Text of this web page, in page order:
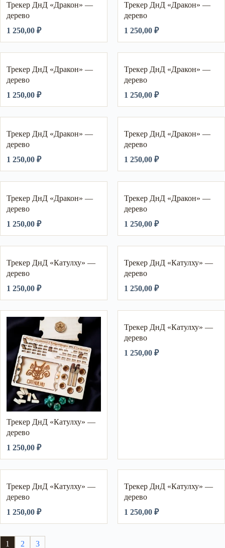
Трекер ДнД «Дракон» —
дерево
1 250,00 ₽
Трекер ДнД «Дракон» —
дерево
1 250,00 ₽
Трекер ДнД «Дракон» —
дерево
1 250,00 ₽
Трекер ДнД «Дракон» —
дерево
1 250,00 ₽
Трекер ДнД «Дракон» —
дерево
1 250,00 ₽
Трекер ДнД «Дракон» —
дерево
1 250,00 ₽
Трекер ДнД «Дракон» —
дерево
1 250,00 ₽
Трекер ДнД «Дракон» —
дерево
1 250,00 ₽
Трекер ДнД «Катулху» —
дерево
1 250,00 ₽
Трекер ДнД «Катулху» —
дерево
1 250,00 ₽
Трекер ДнД «Катулху» —
дерево
1 250,00 ₽
Трекер ДнД «Катулху» —
дерево
1 250,00 ₽
Трекер ДнД «Катулху» —
дерево
1 250,00 ₽
Трекер ДнД «Катулху» —
дерево
1 250,00 ₽
1 2 3